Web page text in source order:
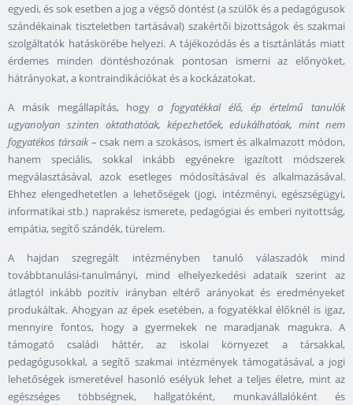
egyedi, és sok esetben a jog a végső döntést (a szülők és a pedagógusok
szándékainak tiszteletben tartásával) szakértői bizottságok és szakmai
szolgáltatók hatáskörébe helyezi. A tájékozódás és a tisztánlátás miatt
érdemes minden döntéshozónak pontosan ismerni az előnyöket,
hátrányokat, a kontraindikációkat és a kockázatokat.
A másik megállapítás, hogya fogyatékkal élő, ép értelmű tanulók
ugyanolyan szinten oktathatóak, képezhetőek, edukálhatóak, mint nem
fogyatékos társaik– csak nem a szokásos, ismert és alkalmazott módon,
hanem speciális, sokkal inkább egyénekre igazított módszerek
megválasztásával, azok esetleges módosításával és alkalmazásával.
Ehhez elengedhetetlen a lehetőségek (jogi, intézményi, egészségügyi,
informatikai stb.) naprakész ismerete, pedagógiai és emberi nyitottság,
empátia, segítő szándék, türelem.
A hajdan szegregált intézményben tanuló válaszadók mind
továbbtanulási-tanulmányi, mind elhelyezkedési adataik szerint az
átlagtól inkább pozitív irányban eltérő arányokat és eredményeket
produkáltak. Ahogyan az épek esetében, a fogyatékkal élőknél is igaz,
mennyire fontos, hogy a gyermekek ne maradjanak magukra. A
támogató családi háttér, az iskolai környezet a társakkal,
pedagógusokkal, a segítő szakmai intézmények támogatásával, a jogi
lehetőségek ismeretével hasonló esélyük lehet a teljes életre, mint az
egészséges többségnek, hallgatóként, munkavállalóként és